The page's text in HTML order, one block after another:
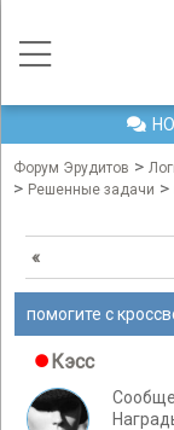
Форум Эрудитов >
> Решенные задачи >
«
помогите с
Кэсс